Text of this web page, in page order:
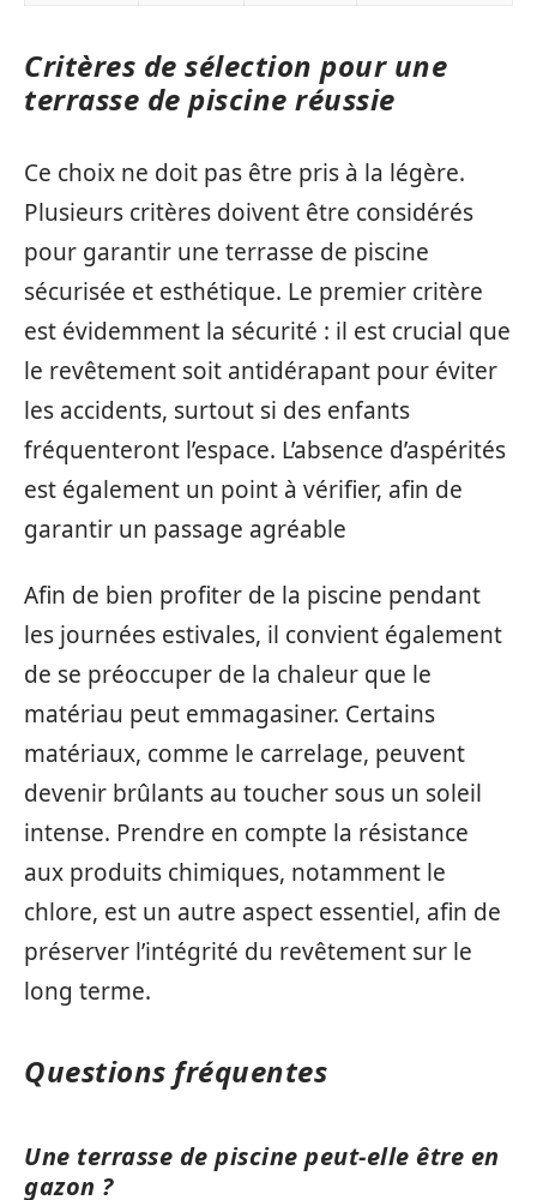
Critères de sélection pour une
terrasse de piscine réussie
Ce choix ne doit pas être pris à la légère.
Plusieurs critères doivent être considérés
pour garantir une terrasse de piscine
sécurisée et esthétique. Le premier critère
est évidemment la sécurité : il est crucial que
le revêtement soit antidérapant pour éviter
les accidents, surtout si des enfants
fréquenteront l’espace. L’absence d’aspérités
est également un point à vérifier, afin de
garantir un passage agréable
Afin de bien profiter de la piscine pendant
les journées estivales, il convient également
de se préoccuper de la chaleur que le
matériau peut emmagasiner. Certains
matériaux, comme le carrelage, peuvent
devenir brûlants au toucher sous un soleil
intense. Prendre en compte la résistance
aux produits chimiques, notamment le
chlore, est un autre aspect essentiel, afin de
préserver l’intégrité du revêtement sur le
long terme.
Questions fréquentes
Une terrasse de piscine peut-elle être en
gazon ?